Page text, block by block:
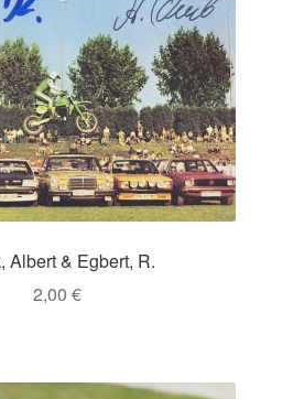
Albert & Egbert, R.
2,00 €